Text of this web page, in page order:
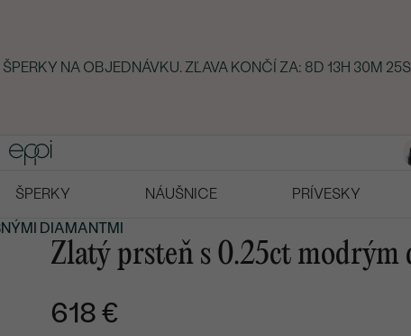
NA OBJEDNÁVKU. ZĽAVA KONČÍ ZA: 8D 13H 30M 25S
ŠPERKY NÁUŠNICE PRÍVESKY
DIAMANTMI
Zlatý prsteň s 0.25ct modrým
618 €